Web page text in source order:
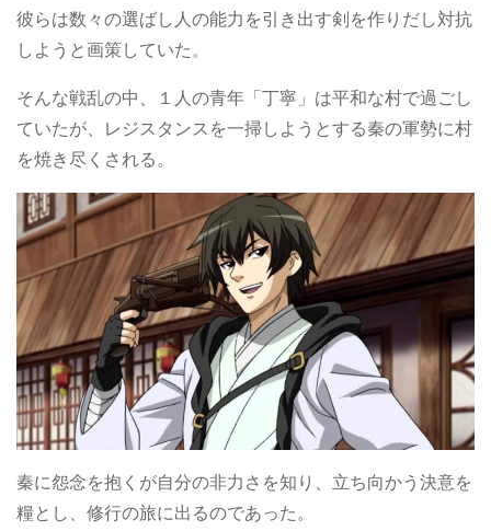
彼らは数々の選ばし人の能力を引き出す剣を作りだし対抗
しようと画策していた。
そんな戦乱の中、１人の青年「丁寧」は平和な村で過ごし
ていたが、レジスタンスを一掃しようとする秦の軍勢に村
を焼き尽くされる。
秦に怨念を抱くが自分の非力さを知り、立ち向かう決意を
糧とし、修行の旅に出るのであった。